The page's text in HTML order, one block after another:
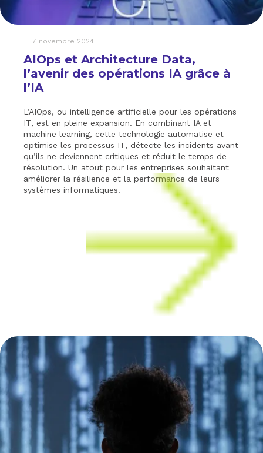
7 novembre 2024
AIOps et Architecture Data,
l’avenir des opérations IA grâce à
l’IA
L’AIOps, ou intelligence artificielle pour les opérations
IT, est en pleine expansion. En combinant IA et
machine learning, cette technologie automatise et
optimise les processus IT, détecte les incidents avant
qu’ils ne deviennent critiques et réduit le temps de
résolution. Un atout pour les entreprises souhaitant
améliorer la résilience et la performance de leurs
systèmes informatiques.